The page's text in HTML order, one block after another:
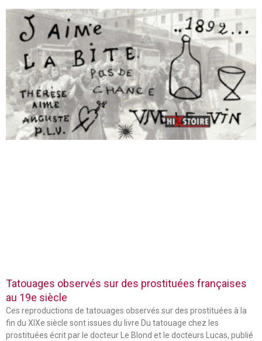
Tatouages observés sur des prostituées françaises
au 19e siècle
Ces reproductions de tatouages observés sur des prostituées à la
fin du XIXe siècle sont issues du livre Du tatouage chez les
prostituées écrit par le docteur Le Blond et le docteurs Lucas, publié